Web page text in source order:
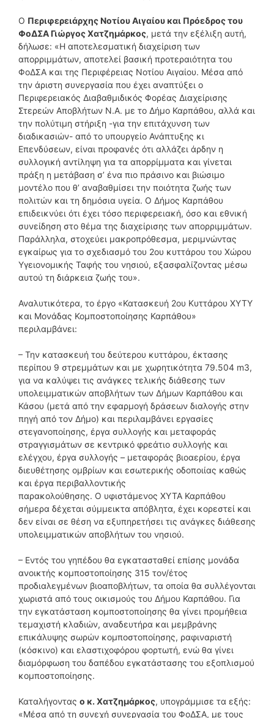
Ο Περιφερειάρχης Νοτίου Αιγαίου και Πρόεδρος του
ΦοΔΣΑ Γιώργος Χατζημάρκος, μετά την εξέλιξη αυτή,
δήλωσε: «Η αποτελεσματική διαχείριση των
απορριμμάτων, αποτελεί βασική προτεραιότητα του
ΦοΔΣΑ και της Περιφέρειας Νοτίου Αιγαίου. Μέσα από
την άριστη συνεργασία που έχει αναπτύξει ο
Περιφερειακός Διαβαθμιδικός Φορέας Διαχείρισης
Στερεών Αποβλήτων Ν.Α. με το Δήμο Καρπάθου, αλλά και
την πολύτιμη στήριξη -για την επιτάχυνση των
διαδικασιών- από το υπουργείο Ανάπτυξης κι
Επενδύσεων, είναι προφανές ότι αλλάζει άρδην η
συλλογική αντίληψη για τα απορρίμματα και γίνεται
πράξη η μετάβαση σ’ ένα πιο πράσινο και βιώσιμο
μοντέλο που θ’ αναβαθμίσει την ποιότητα ζωής των
πολιτών και τη δημόσια υγεία. Ο Δήμος Καρπάθου
επιδεικνύει ότι έχει τόσο περιφερειακή, όσο και εθνική
συνείδηση στο θέμα της διαχείρισης των απορριμμάτων.
Παράλληλα, στοχεύει μακροπρόθεσμα, μεριμνώντας
εγκαίρως για το σχεδιασμό του 2ου κυττάρου του Χώρου
Υγειονομικής Ταφής του νησιού, εξασφαλίζοντας μέσω
αυτού τη διάρκεια ζωής του».
Αναλυτικότερα, το έργο «Κατασκευή 2ου Κυττάρου ΧΥΤΥ
και Μονάδας Κομποστοποίησης Καρπάθου»
περιλαμβάνει:
– Την κατασκευή του δεύτερου κυττάρου, έκτασης
περίπου 9 στρεμμάτων και με χωρητικότητα 79.504 m3,
για να καλύψει τις ανάγκες τελικής διάθεσης των
υπολειμματικών αποβλήτων των Δήμων Καρπάθου και
Κάσου (μετά από την εφαρμογή δράσεων διαλογής στην
πηγή από τον Δήμο) και περιλαμβάνει εργασίες
στεγανοποίησης, έργα συλλογής και μεταφοράς
στραγγισμάτων σε κεντρικό φρεάτιο συλλογής και
ελέγχου, έργα συλλογής – μεταφοράς βιοαερίου, έργα
διευθέτησης ομβρίων και εσωτερικής οδοποιίας καθώς
και έργα περιβαλλοντικής
παρακολούθησης. O υφιστάμενος ΧΥΤΑ Καρπάθου
σήμερα δέχεται σύμμεικτα απόβλητα, έχει κορεστεί και
δεν είναι σε θέση να εξυπηρετήσει τις ανάγκες διάθεσης
υπολειμματικών αποβλήτων του νησιού.
– Εντός του γηπέδου θα εγκατασταθεί επίσης μονάδα
ανοικτής κομποστοποίησης 315 τον/έτος
προδιαλεγμένων βιοαποβλήτων, τα οποία θα συλλέγονται
χωριστά από τους οικισμούς του Δήμου Καρπάθου. Για
την εγκατάσταση κομποστοποίησης θα γίνει προμήθεια
τεμαχιστή κλαδιών, αναδευτήρα και μεμβράνης
επικάλυψης σωρών κομποστοποίησης, ραφιναριστή
(κόσκινο) και ελαστιχοφόρου φορτωτή, ενώ θα γίνει
διαμόρφωση του δαπέδου εγκατάστασης του εξοπλισμού
κομποστοποίησης.
Καταλήγοντας ο κ. Χατζημάρκος, υπογράμμισε τα εξής:
«Μέσα από τη συνεχή συνεργασία του ΦοΔΣΑ, με τους